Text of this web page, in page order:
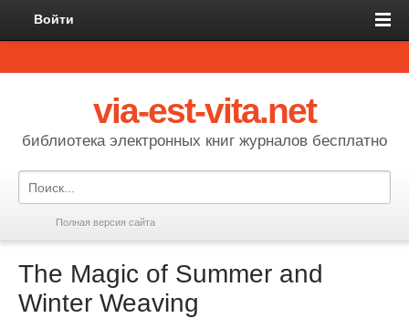
Войти
via-est-vita.net
библиотека электронных книг журналов бесплатно
Полная версия сайта
The Magic of Summer and
Winter Weaving